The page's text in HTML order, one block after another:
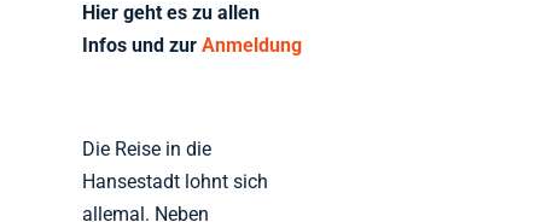
Hier geht es zu allen
Infos und zurAnmeldung
Die Reise in die
Hansestadt lohnt sich
allemal. Neben